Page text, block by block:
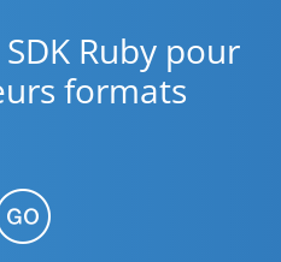
Ruby pour
formats